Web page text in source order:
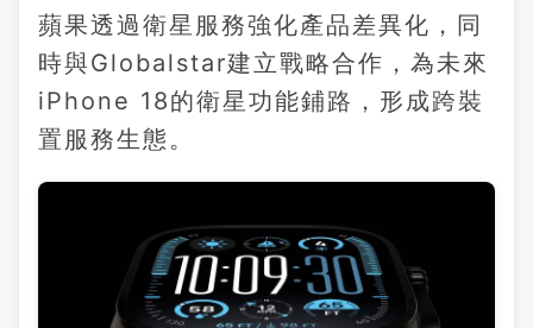
蘋果透過衛星服務強化產品差異化，同
時與Globalstar建立戰略合作，為未來
iPhone 18的衛星功能鋪路，形成跨裝
置服務生態。